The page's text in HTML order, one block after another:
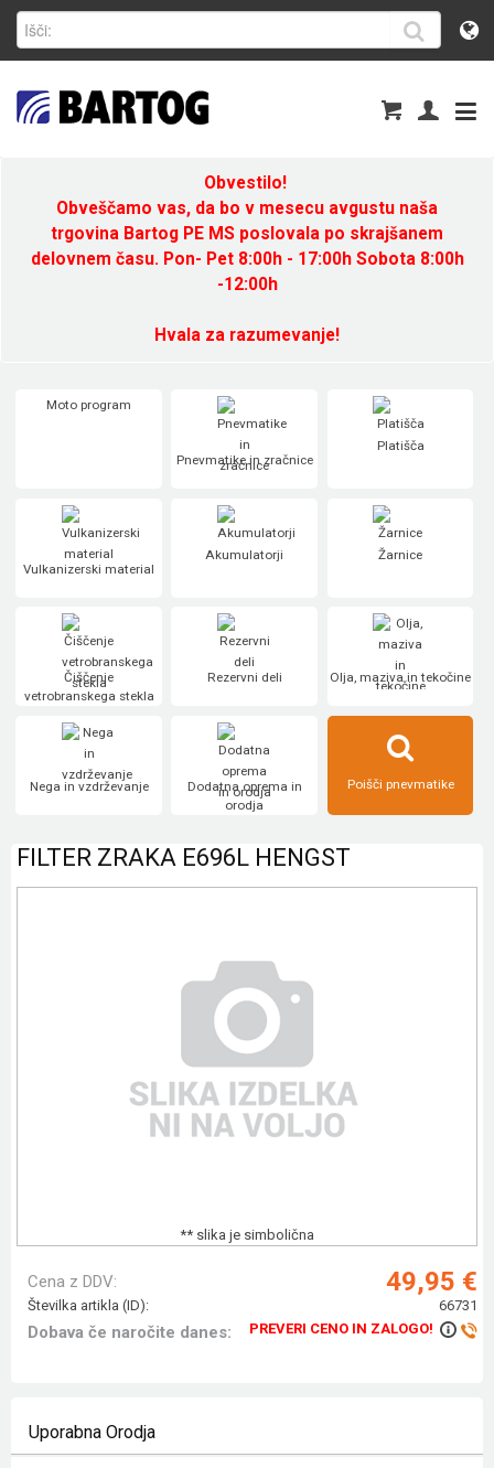
Obvestilo!
Obveščamo vas, da bo v mesecu avgustu naša
trgovina Bartog PE MS poslovala po skrajšanem
delovnem času. Pon- Pet 8:00h - 17:00h Sobota 8:00h
-12:00h
Hvala za razumevanje!
Moto program
Pnevmatike in zračnice
Platišča
Vulkanizerski material
Akumulatorji Žarnice
Čiščenje
vetrobranskega stekla
Rezervni deli Olja, maziva in tekočine
Nega in vzdrževanje
Dodatna oprema in
orodja
Poišči pnevmatike
FILTER ZRAKA E696L HENGST
** slika je simbolična
Cena z DDV: 49,95 €
Številka artikla (ID): 66731
Dobava če naročite danes: PREVERI CENO IN ZALOGO!
Uporabna Orodja